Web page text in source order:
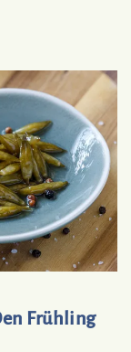
Frühling